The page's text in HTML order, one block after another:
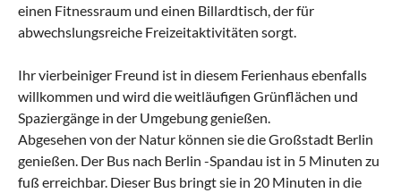
einen Fitnessraum und einen Billardtisch, der für
abwechslungsreiche Freizeitaktivitäten sorgt.
Ihr vierbeiniger Freund ist in diesem Ferienhaus ebenfalls
willkommen und wird die weitläufigen Grünflächen und
Spaziergänge in der Umgebung genießen.
Abgesehen von der Natur können sie die Großstadt Berlin
genießen. Der Bus nach Berlin -Spandau ist in 5 Minuten zu
fuß erreichbar. Dieser Bus bringt sie in 20 Minuten in die